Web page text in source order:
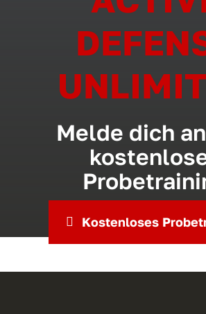
Melde dich
Kostenloses